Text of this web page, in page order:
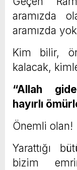
aramızda
aramızda
Kim bilir,
kalacak,
“Allah
hayırlı
Önemli olan!
Yarattığı
bizim